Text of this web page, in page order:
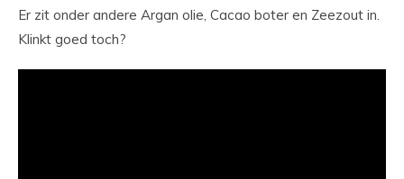
Er zit onder andere Argan olie, Cacao boter en Zeezout in.
Klinkt goed toch?